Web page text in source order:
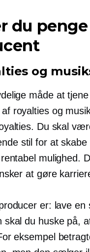
du
og
måde at
royalties og
Du skal
stil for at skabe
mulighed.
at gøre
er: lave en
skal du huske på,
eksempel